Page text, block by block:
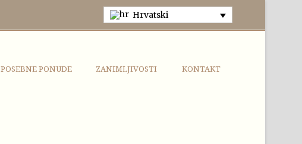
Hrvatski
POSEBNE PONUDE ZANIMLJIVOSTI KONTAKT